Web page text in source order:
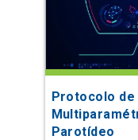
Protocolo de
Parotídeo